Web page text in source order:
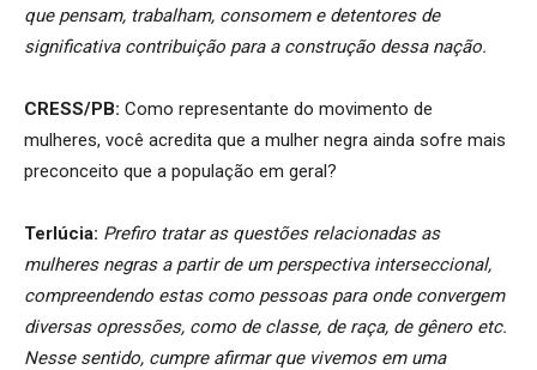
que pensam, trabalham, consomem e detentores de
significativa contribuição para a construção dessa nação.
CRESS/PB: Como representante do movimento de
mulheres, você acredita que a mulher negra ainda sofre mais
preconceito que a população em geral?
Terlúcia: Prefiro tratar as questões relacionadas as
mulheres negras a partir de um perspectiva interseccional,
compreendendo estas como pessoas para onde convergem
diversas opressões, como de classe, de raça, de gênero etc.
Nesse sentido, cumpre afirmar que vivemos em uma